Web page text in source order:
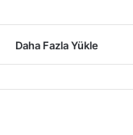
Daha Fazla Yükle